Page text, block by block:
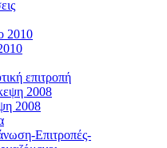
2010
επιτροπή
2008
2008
Επιτροπές-